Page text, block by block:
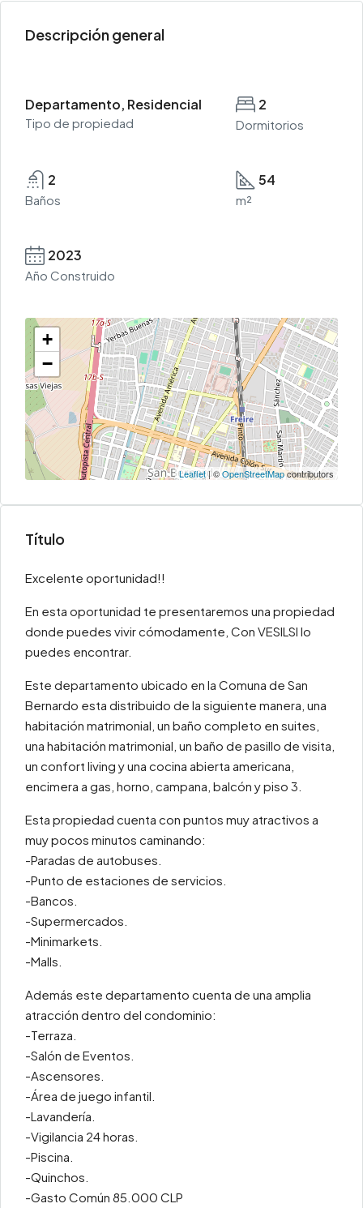
Descripción general
Departamento, Residencial
Tipo de propiedad
2
Dormitorios
2
Baños
54
m²
2023
Año Construido
+
−
Leaflet| ©OpenStreetMapcontributors
Título
Excelente oportunidad!!
En esta oportunidad te presentaremos una propiedad
donde puedes vivir cómodamente, Con VESILSI lo
puedes encontrar.
Este departamento ubicado en la Comuna de San
Bernardo esta distribuido de la siguiente manera, una
habitación matrimonial, un baño completo en suites,
una habitación matrimonial, un baño de pasillo de visita,
un confort living y una cocina abierta americana,
encimera a gas, horno, campana, balcón y piso 3.
Esta propiedad cuenta con puntos muy atractivos a
muy pocos minutos caminando:
-Paradas de autobuses.
-Punto de estaciones de servicios.
-Bancos.
-Supermercados.
-Minimarkets.
-Malls.
Además este departamento cuenta de una amplia
atracción dentro del condominio:
-Terraza.
-Salón de Eventos.
-Ascensores.
-Área de juego infantil.
-Lavandería.
-Vigilancia 24 horas.
-Piscina.
-Quinchos.
-Gasto Común 85.000 CLP